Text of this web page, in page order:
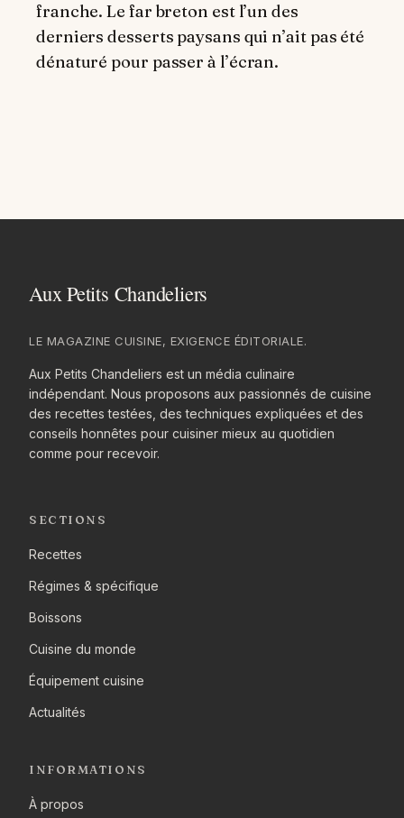
franche. Le far breton est l’un des
derniers desserts paysans qui n’ait pas été
dénaturé pour passer à l’écran.
LE MAGAZINE CUISINE, EXIGENCE ÉDITORIALE.
Aux Petits Chandeliers est un média culinaire
indépendant. Nous proposons aux passionnés de cuisine
des recettes testées, des techniques expliquées et des
conseils honnêtes pour cuisiner mieux au quotidien
comme pour recevoir.
SECTIONS
Recettes
Régimes & spécifique
Boissons
Cuisine du monde
Équipement cuisine
Actualités
INFORMATIONS
À propos